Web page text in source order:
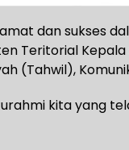
dan sukses
Teritorial
(Tahwil),
kita yang